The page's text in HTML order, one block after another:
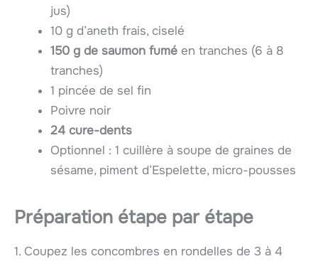
jus)
10 g d’aneth frais, ciselé
150 g de saumon fumé en tranches (6 à 8
tranches)
1 pincée de sel fin
Poivre noir
24 cure-dents
Optionnel : 1 cuillère à soupe de graines de
sésame, piment d’Espelette, micro-pousses
Préparation étape par étape
1. Coupez les concombres en rondelles de 3 à 4